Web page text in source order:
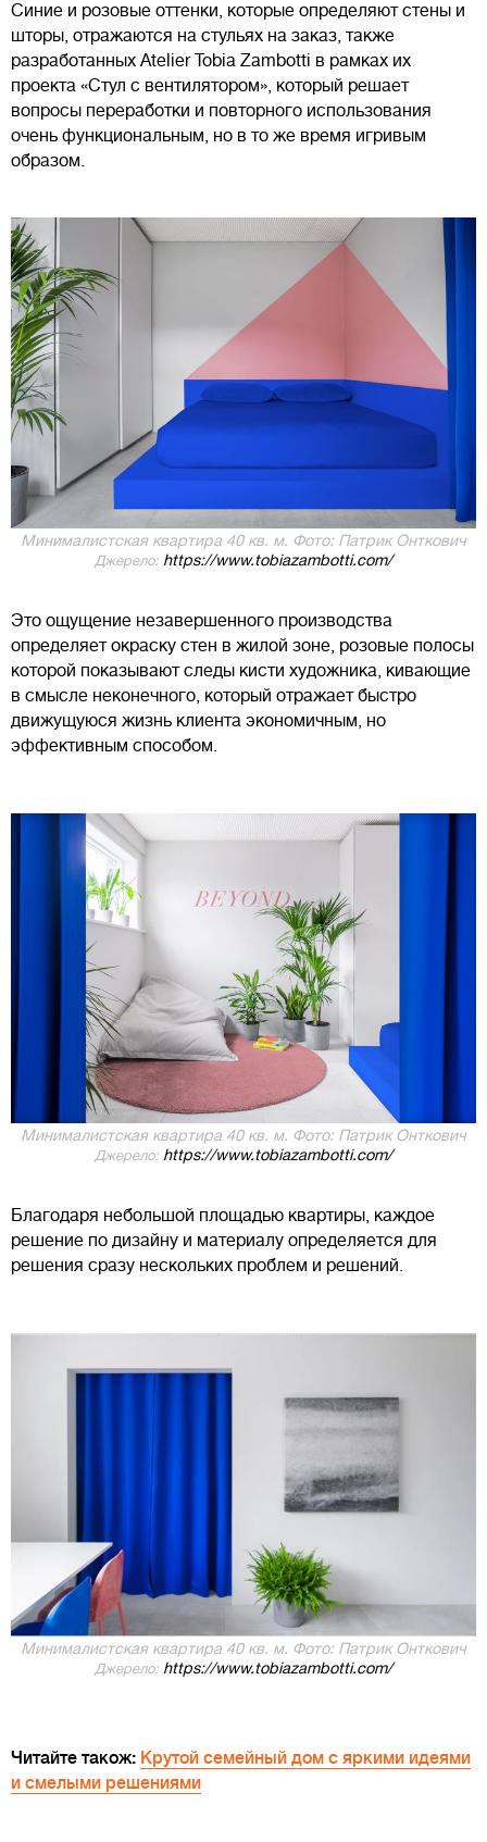
Синие и розовые оттенки, которые определяют стены и
шторы, отражаются на стульях на заказ, также
разработанных Atelier Tobia Zambotti в рамках их
проекта «Стул с вентилятором», который решает
вопросы переработки и повторного использования
очень функциональным, но в то же время игривым
образом.
Минималистская квартира 40 кв. м. Фото: Патрик Онткович
Джерело: https://www.tobiazambotti.com/
Это ощущение незавершенного производства
определяет окраску стен в жилой зоне, розовые полосы
которой показывают следы кисти художника, кивающие
в смысле неконечного, который отражает быстро
движущуюся жизнь клиента экономичным, но
эффективным способом.
Минималистская квартира 40 кв. м. Фото: Патрик Онткович
Джерело: https://www.tobiazambotti.com/
Благодаря небольшой площадью квартиры, каждое
решение по дизайну и материалу определяется для
решения сразу нескольких проблем и решений.
Минималистская квартира 40 кв. м. Фото: Патрик Онткович
Джерело: https://www.tobiazambotti.com/
Читайте також: Крутой семейный дом с яркими идеями
и смелыми решениями